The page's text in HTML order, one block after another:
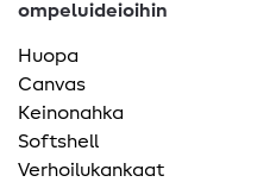
ompeluideioihin
Huopa
Canvas
Keinonahka
Softshell
Verhoilukankaat